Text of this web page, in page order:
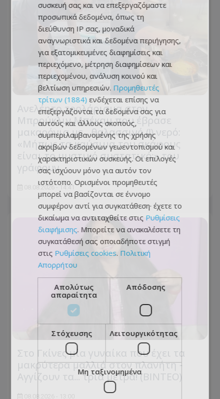
Ανελέητο τρολάρισμα στον
Μπρούκλιν Μπέκαμ που έβρασε
μακαρόνια με... θαλασσινό (!) νερό:
«Μήπως τα καύσιμα του σκάφους
είναι το μυστικό συστατικό;» του
γράφουν
08.08.2026 - 14:41
Στο Γκίνες μία γυναίκα που έχει τα
μακρύτερα μαλλιά στον πλανήτη -
Αγγίζουν τα... τρία μέτρα! (ΒΙΝΤΕΟ)
συσκευή σας και να επεξεργαζόμαστε
προσωπικά δεδομένα, όπως τη
διεύθυνση IP σας, μοναδικά
αναγνωριστικά και δεδομένα περιήγησης,
για εξατομικευμένες διαφημίσεις και
περιεχόμενο, μέτρηση διαφημίσεων και
περιεχομένου, ανάλυση κοινού και
βελτίωση υπηρεσιών. Προμηθευτές
τρίτων (1884) ενδέχεται επίσης να
επεξεργάζονται τα δεδομένα σας για
αυτούς και άλλους σκοπούς,
συμπεριλαμβανομένης της χρήσης
ακριβών δεδομένων γεωεντοπισμού και
χαρακτηριστικών συσκευής. Οι επιλογές
σας ισχύουν μόνο για αυτόν τον
ιστότοπο. Ορισμένοι προμηθευτές
μπορεί να βασίζονται σε έννομο
συμφέρον αντί για συγκατάθεση· έχετε το
δικαίωμα να αντιταχθείτε στις Ρυθμίσεις
διαφήμισης. Μπορείτε να ανακαλέσετε τη
συγκατάθεσή σας οποιαδήποτε στιγμή
στις Ρυθμίσεις cookies. Πολιτική
Απορρήτου
Απολύτως
απαραίτητα
Απόδοσης
Στόχευσης Λειτουργικότητας
Μη ταξινομημένα